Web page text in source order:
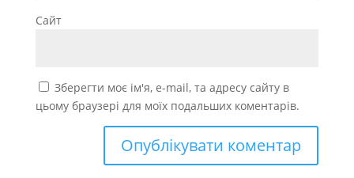
Сайт
Зберегти моє ім'я, e-mail, та адресу сайту в
цьому браузері для моїх подальших коментарів.